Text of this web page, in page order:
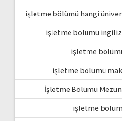
işletme bölümü hangi
işletme bölümü
işletme
işletme bölümü
İşletme Bölümü
işletme